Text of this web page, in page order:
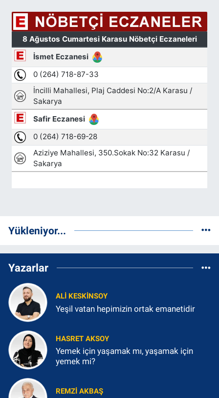
Yükleniyor...
Yazarlar
ALI KESKINSOY
Yeşil vatan hepimizin ortak emanetidir
HASRET AKSOY
Yemek için yaşamak mı, yaşamak için
yemek mi?
REMZI AKBAŞ